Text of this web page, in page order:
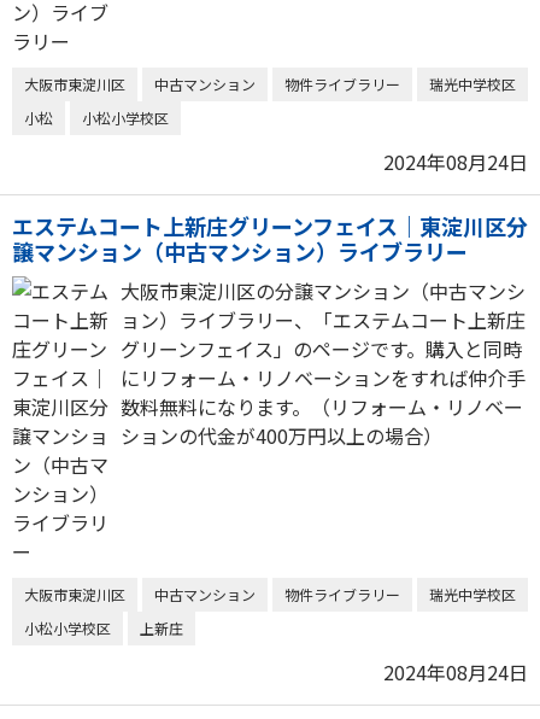
大阪市東淀川区 中古マンション 物件ライブラリー
瑞光中学校区
小松
小松小学校区
2024年08月24日
エステムコート上新庄グリーンフェイス｜東淀川区分
譲マンション（中古マンション）ライブラリー
大阪市東淀川区の分譲マンション（中古マンシ
ョン）ライブラリー、「エステムコート上新庄
グリーンフェイス」のページです。購入と同時
にリフォーム・リノベーションをすれば仲介手
数料無料になります。（リフォーム・リノベー
ションの代金が400万円以上の場合）
大阪市東淀川区 中古マンション 物件ライブラリー
瑞光中学校区
小松小学校区
上新庄
2024年08月24日